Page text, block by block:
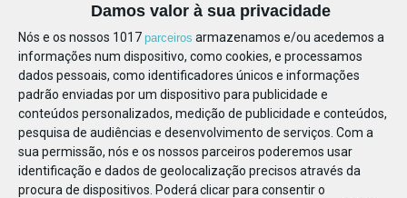
Damos valor à sua privacidade
Nós e os nossos 1017 parceiros armazenamos e/ou acedemos a
informações num dispositivo, como cookies, e processamos
dados pessoais, como identificadores únicos e informações
padrão enviadas por um dispositivo para publicidade e
conteúdos personalizados, medição de publicidade e conteúdos,
pesquisa de audiências e desenvolvimento de serviços. Com a
sua permissão, nós e os nossos parceiros poderemos usar
identificação e dados de geolocalização precisos através da
procura de dispositivos. Poderá clicar para consentir o